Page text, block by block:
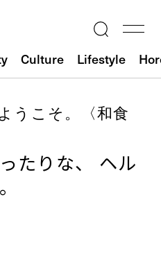
Culture Lifestyle
うこそ。〈和食
たりな、 ヘル